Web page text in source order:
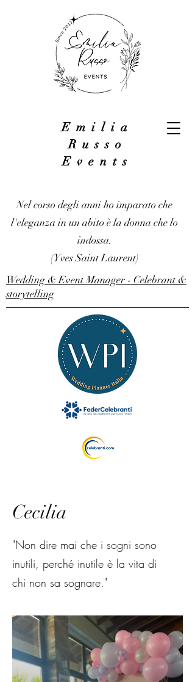
Emilia
Russo
Events
Nel corso degli anni ho imparato che
l'eleganza in un abito è la donna che lo
indossa.
(Yves Saint Laurent)
Wedding & Event Manager - Celebrant &
storytelling
Cecilia
"Non dire mai che i sogni sono
inutili, perché inutile è la vita di
chi non sa sognare."